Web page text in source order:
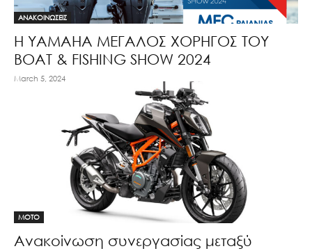
ΑΝΑΚΟΙΝΩΣΕΙΣ
Η YAMAHA ΜΕΓΑΛΟΣ ΧΟΡΗΓΟΣ ΤΟΥ
BOAT & FISHING SHOW 2024
March 5, 2024
MOTO
Ανακοίνωση συνεργασίας μεταξύ